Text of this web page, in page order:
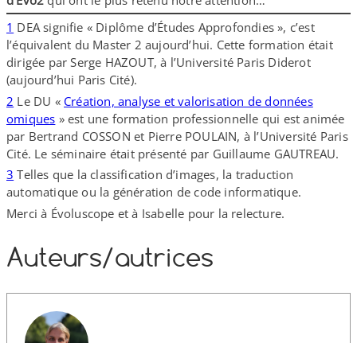
1 DEA signifie « Diplôme d’Études Approfondies », c’est
l’équivalent du Master 2 aujourd’hui. Cette formation était
dirigée par Serge HAZOUT, à l’Université Paris Diderot
(aujourd’hui Paris Cité).
2 Le DU « Création, analyse et valorisation de données
omiques » est une formation professionnelle qui est animée
par Bertrand COSSON et Pierre POULAIN, à l’Université Paris
Cité. Le séminaire était présenté par Guillaume GAUTREAU.
3 Telles que la classification d’images, la traduction
automatique ou la génération de code informatique.
Merci à Évoluscope et à Isabelle pour la relecture.
Auteurs/​autrices